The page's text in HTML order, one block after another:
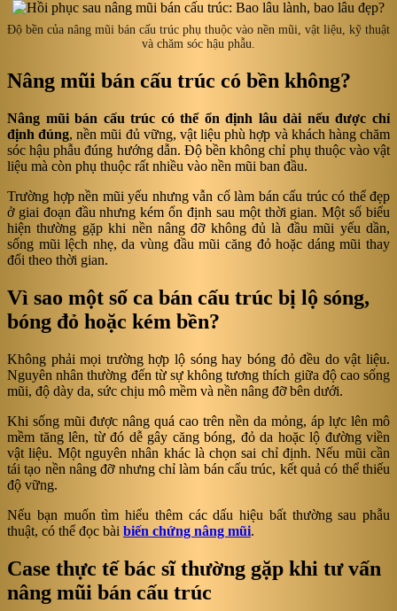
Độ bền của nâng mũi bán cấu trúc phụ thuộc vào nền mũi, vật liệu, kỹ thuật
và chăm sóc hậu phẫu.
Nâng mũi bán cấu trúc có bền không?
Nâng mũi bán cấu trúc có thể ổn định lâu dài nếu được chỉ
định đúng, nền mũi đủ vững, vật liệu phù hợp và khách hàng chăm
sóc hậu phẫu đúng hướng dẫn. Độ bền không chỉ phụ thuộc vào vật
liệu mà còn phụ thuộc rất nhiều vào nền mũi ban đầu.
Trường hợp nền mũi yếu nhưng vẫn cố làm bán cấu trúc có thể đẹp
ở giai đoạn đầu nhưng kém ổn định sau một thời gian. Một số biểu
hiện thường gặp khi nền nâng đỡ không đủ là đầu mũi yếu dần,
sống mũi lệch nhẹ, da vùng đầu mũi căng đỏ hoặc dáng mũi thay
đổi theo thời gian.
Vì sao một số ca bán cấu trúc bị lộ sóng,
bóng đỏ hoặc kém bền?
Không phải mọi trường hợp lộ sóng hay bóng đỏ đều do vật liệu.
Nguyên nhân thường đến từ sự không tương thích giữa độ cao sống
mũi, độ dày da, sức chịu mô mềm và nền nâng đỡ bên dưới.
Khi sống mũi được nâng quá cao trên nền da mỏng, áp lực lên mô
mềm tăng lên, từ đó dễ gây căng bóng, đỏ da hoặc lộ đường viền
vật liệu. Một nguyên nhân khác là chọn sai chỉ định. Nếu mũi cần
tái tạo nền nâng đỡ nhưng chỉ làm bán cấu trúc, kết quả có thể thiếu
độ vững.
Nếu bạn muốn tìm hiểu thêm các dấu hiệu bất thường sau phẫu
thuật, có thể đọc bài biến chứng nâng mũi.
Case thực tế bác sĩ thường gặp khi tư vấn
nâng mũi bán cấu trúc